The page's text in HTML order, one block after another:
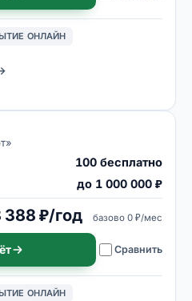
ОНЛАЙН
»
100 бесплатно
до 1 000 000 ₽
388 ₽/год базово 0 ₽/мес
Сравнить
ОНЛАЙН